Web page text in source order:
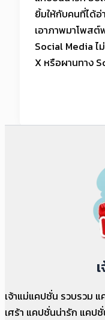
ยิ้มให้กับคนที่ได้
เอาภาพมาโพส
Social Media ไ
X หรือผานทาง
เจ้าแม่แคปชั่น รวบรวม
เศร้า แคปชั่นน่ารัก แคป